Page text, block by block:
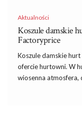
Aktualności
Koszule damskie
Factoryprice
Koszule damskie
ofercie hurtowni. W
wiosenna atmosfera,